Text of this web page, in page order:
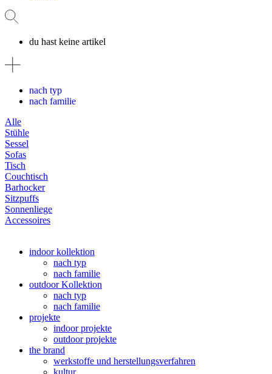
du hast keine artikel
nach typ
nach familie
Alle
Stühle
Sessel
Sofas
Tisch
Couchtisch
Barhocker
Sitzpuffs
Sonnenliege
Accessoires
indoor kollektion
nach typ
nach familie
outdoor Kollektion
nach typ
nach familie
projekte
indoor projekte
outdoor projekte
the brand
werkstoffe und herstellungsverfahren
kultur